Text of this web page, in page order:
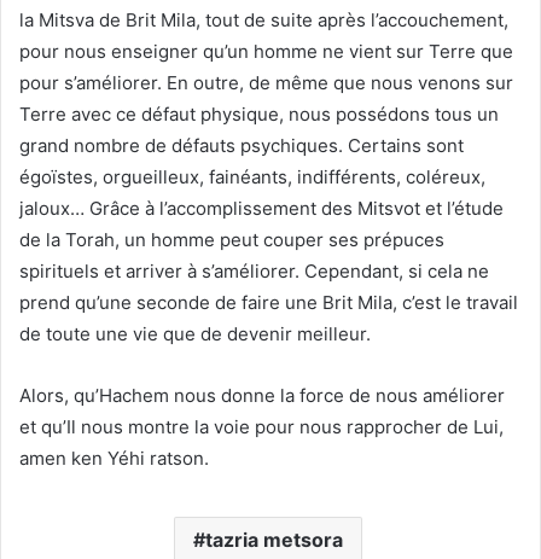
la Mitsva de Brit Mila, tout de suite après l’accouchement,
pour nous enseigner qu’un homme ne vient sur Terre que
pour s’améliorer. En outre, de même que nous venons sur
Terre avec ce défaut physique, nous possédons tous un
grand nombre de défauts psychiques. Certains sont
égoïstes, orgueilleux, fainéants, indifférents, coléreux,
jaloux… Grâce à l’accomplissement des Mitsvot et l’étude
de la Torah, un homme peut couper ses prépuces
spirituels et arriver à s’améliorer. Cependant, si cela ne
prend qu’une seconde de faire une Brit Mila, c’est le travail
de toute une vie que de devenir meilleur.
Alors, qu’Hachem nous donne la force de nous améliorer
et qu’Il nous montre la voie pour nous rapprocher de Lui,
amen ken Yéhi ratson.
tazria metsora